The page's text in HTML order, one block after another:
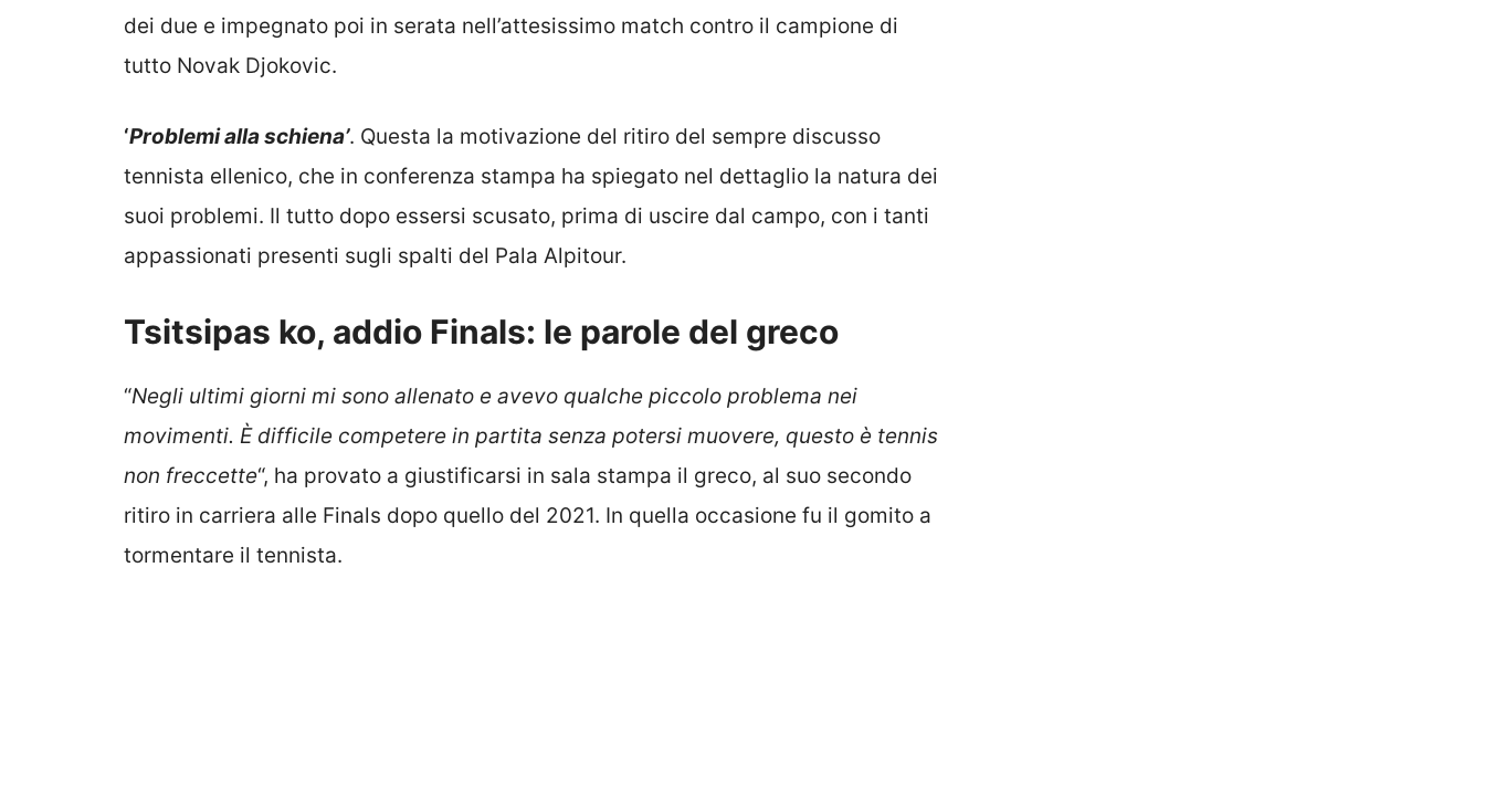
dei due e impegnato poi in serata nell’attesissimo match contro il campione di
tutto Novak Djokovic.
‘Problemi alla schiena’. Questa la motivazione del ritiro del sempre discusso
tennista ellenico, che in conferenza stampa ha spiegato nel dettaglio la natura dei
suoi problemi. Il tutto dopo essersi scusato, prima di uscire dal campo, con i tanti
appassionati presenti sugli spalti del Pala Alpitour.
Tsitsipas ko, addio Finals: le parole del greco
“Negli ultimi giorni mi sono allenato e avevo qualche piccolo problema nei
movimenti. È difficile competere in partita senza potersi muovere, questo è tennis
non freccette“, ha provato a giustificarsi in sala stampa il greco, al suo secondo
ritiro in carriera alle Finals dopo quello del 2021. In quella occasione fu il gomito a
tormentare il tennista.